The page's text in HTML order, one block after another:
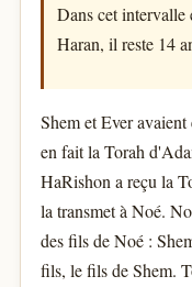
Dans cet intervalle
Haran, il reste 14
Shem et Ever
en fait la Torah
HaRishon a reçu la
la transmet à Noé.
des fils de Noé :
fils, le fils de Shem.